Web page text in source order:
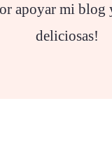
apoyar mi blog
deliciosas!